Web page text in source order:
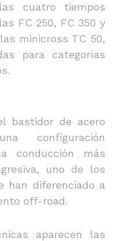
cuatro tiempos
FC 250, FC 350 y
minicross TC 50,
para categorías
bastidor de acero
configuración
conducción más
uno de los
han diferenciado a
off-road.
aparecen las